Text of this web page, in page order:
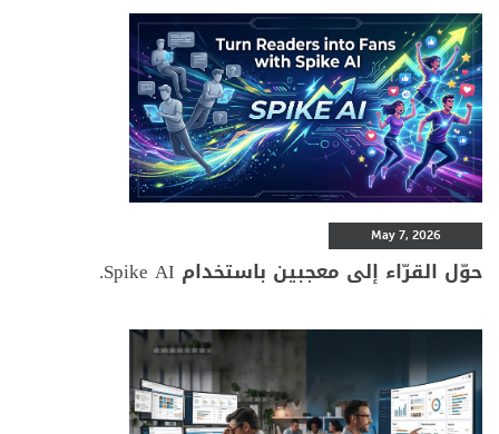
May 7, 2026
حوّل القرّاء إلى معجبين باستخدام Spike AI.